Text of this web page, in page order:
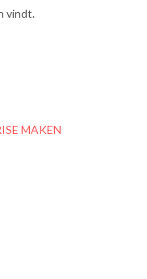
vindt.
MAKEN